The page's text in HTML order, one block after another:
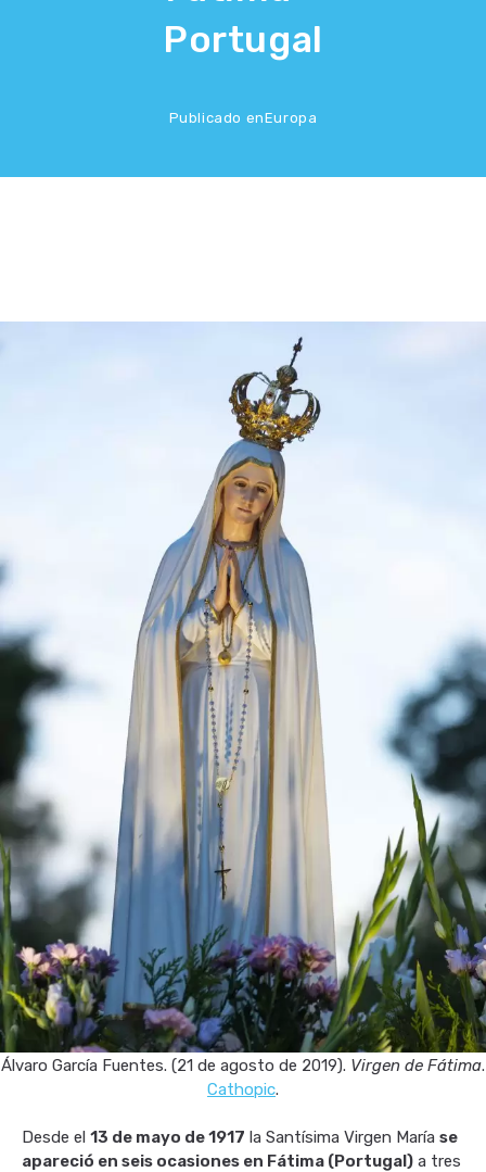
Portugal
Publicado enEuropa
Álvaro García Fuentes. (21 de agosto de 2019). Virgen de Fátima.
Cathopic.
Desde el 13 de mayo de 1917 la Santísima Virgen María se
apareció en seis ocasiones en Fátima (Portugal) a tres